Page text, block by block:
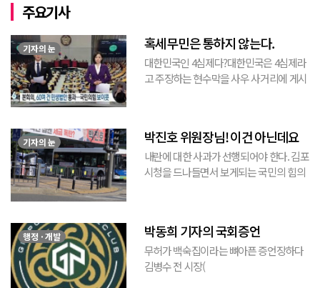
주요기사
기자의 눈 혹세무민은 통하지 않는다.
대한민국인 4심제다?대한민국은 4심제라
고 주장하는 현수막을 사우 사거리에 게시
민(惑...
기자의 눈 박진호 위원장님! 이건 아닌데요
내란에 대한 사과가 선행되어야 한다. 김포
시청을 드나들면서 보게되는 국민의 힘의
이 하...
행정 · 개발 박동희 기자의 국회증언
무허가 백숙집이라는 뼈아픈 증언장하다
김병수 전 시장(